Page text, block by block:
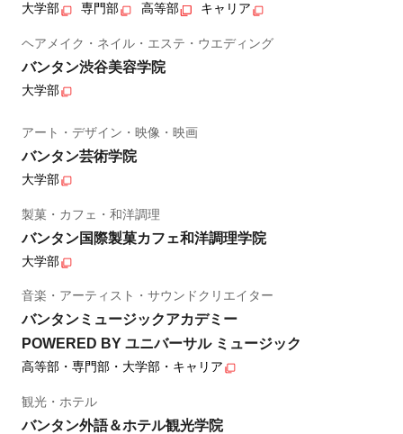
大学部 専門部 高等部 キャリア
ヘアメイク・ネイル・エステ・ウエディング
バンタン渋谷美容学院
大学部
アート・デザイン・映像・映画
バンタン芸術学院
大学部
製菓・カフェ・和洋調理
バンタン国際製菓カフェ和洋調理学院
大学部
音楽・アーティスト・サウンドクリエイター
バンタンミュージックアカデミー
POWERED BY ユニバーサル ミュージック
高等部・専門部・大学部・キャリア
観光・ホテル
バンタン外語＆ホテル観光学院